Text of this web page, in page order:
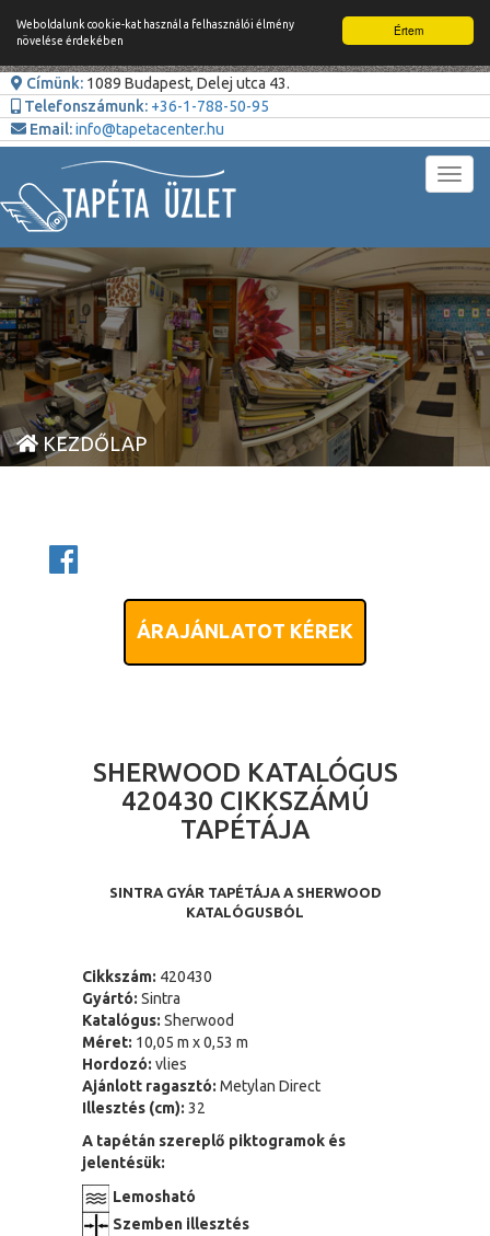
Értem
Weboldalunk cookie-kat használ a felhasználói élmény
növelése érdekében
Címünk: 1089 Budapest, Delej utca 43.
Telefonszámunk: +36-1-788-50-95
Email:info@tapetacenter.hu
KEZDŐLAP
ÁRAJÁNLATOT KÉREK
SHERWOOD KATALÓGUS
420430 CIKKSZÁMÚ
TAPÉTÁJA
SINTRA GYÁR TAPÉTÁJA A SHERWOOD
KATALÓGUSBÓL
Cikkszám: 420430
Gyártó: Sintra
Katalógus: Sherwood
Méret: 10,05 m x 0,53 m
Hordozó: vlies
Ajánlott ragasztó: Metylan Direct
Illesztés (cm): 32
A tapétán szereplő piktogramok és
jelentésük:
Lemosható
Szemben illesztés